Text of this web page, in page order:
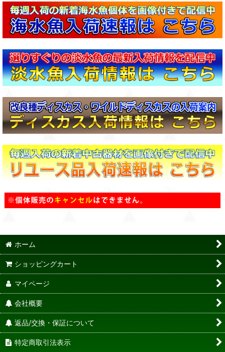
ホーム
ショッピングカート
マイページ
会社概要
返品/交換・保証について
特定商取引法表示